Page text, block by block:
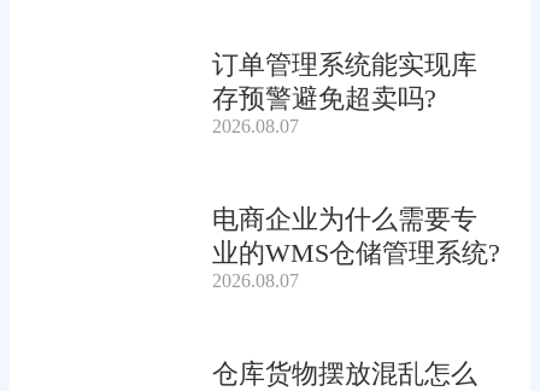
订单管理系统能实现库
存预警避免超卖吗?
2026.08.07
电商企业为什么需要专
业的WMS仓储管理系统?
2026.08.07
仓库货物摆放混乱怎么